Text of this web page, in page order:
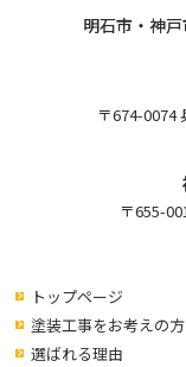
明石市・神
〒674-0074
〒655-
トップページ
塗装工事をお考えの
選ばれる理由